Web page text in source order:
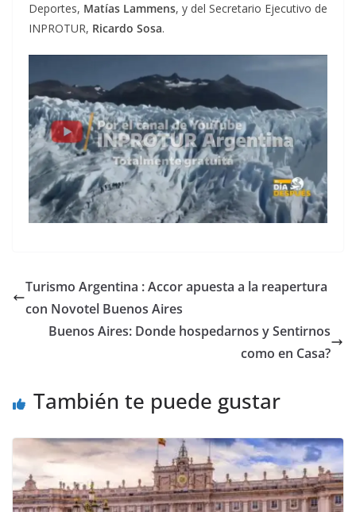
Deportes, Matías Lammens, y del Secretario Ejecutivo de
INPROTUR, Ricardo Sosa.
Turismo Argentina : Accor apuesta a la reapertura
con Novotel Buenos Aires
Buenos Aires: Donde hospedarnos y Sentirnos
como en Casa?
También te puede gustar